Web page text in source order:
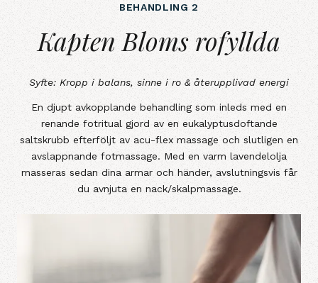
BEHANDLING 2
Kapten Bloms rofyllda
Kapten Bloms rofyllda
Syfte: Kropp i balans, sinne i ro & återupplivad energi
En djupt avkopplande behandling som inleds med en
renande fotritual gjord av en eukalyptusdoftande
saltskrubb efterföljt av acu-flex massage och slutligen en
avslappnande fotmassage. Med en varm lavendelolja
masseras sedan dina armar och händer, avslutningsvis får
du avnjuta en nack/skalpmassage.